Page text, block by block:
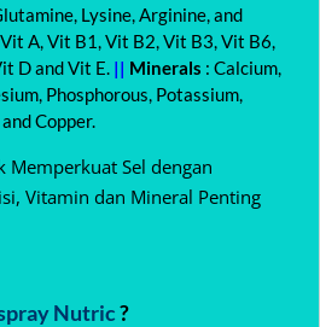
Lysine, Arginine, and
A, Vit B1, Vit B2, Vit B3, Vit B6,
D and Vit E. || Minerals : Calcium,
Phosphorous, Potassium,
Copper.
Memperkuat Sel dengan
Vitamin dan Mineral Penting
Nutric?